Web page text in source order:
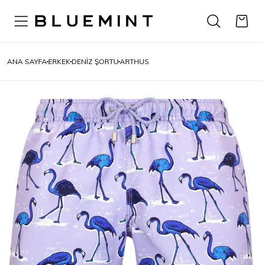
ANA SAYFA ERKEK DENIZ ŞORTU ARTHUS